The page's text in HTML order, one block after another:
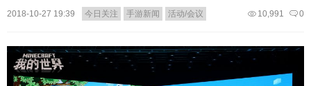
2018-10-27 19:39 今日关注 手游新闻 活动/会议 0
10,991